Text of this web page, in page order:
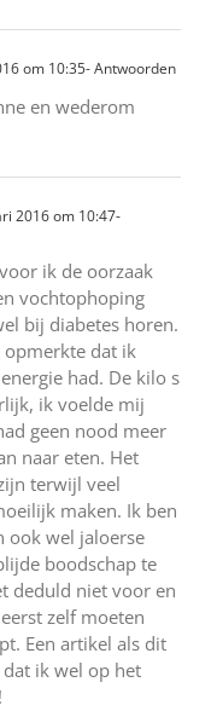
om 10:35- Antwoorden
en wederom
2016 om 10:47-
ik de oorzaak
vochtophoping
bij diabetes horen.
opmerkte dat ik
had. De kilo s
ik voelde mij
geen nood meer
naar eten. Het
terwijl veel
maken. Ik ben
ook wel jaloerse
boodschap te
deduld niet voor en
zelf moeten
Een artikel als dit
dat ik wel op het